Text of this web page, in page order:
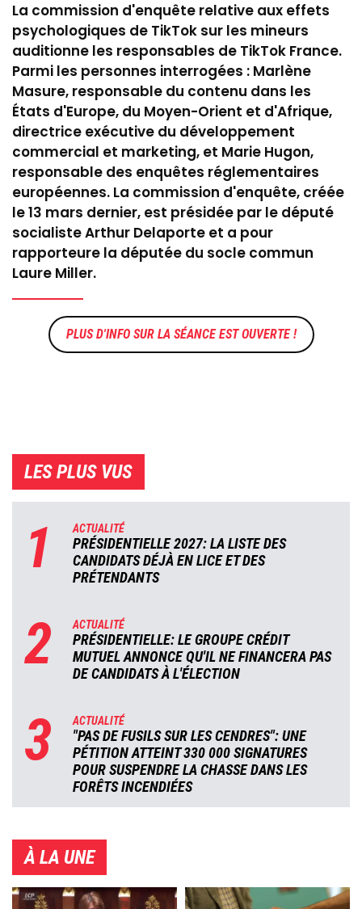
La commission d'enquête relative aux effets
psychologiques de TikTok sur les mineurs
auditionne les responsables de TikTok France.
Parmi les personnes interrogées : Marlène
Masure, responsable du contenu dans les
États d'Europe, du Moyen-Orient et d'Afrique,
directrice exécutive du développement
commercial et marketing, et Marie Hugon,
responsable des enquêtes réglementaires
européennes. La commission d'enquête, créée
le 13 mars dernier, est présidée par le député
socialiste Arthur Delaporte et a pour
rapporteure la députée du socle commun
Laure Miller.
LA SÉANCE EST OUVERTE !
LES PLUS VUS
1 ACTUALITÉ
PRÉSIDENTIELLE 2027: LA LISTE DES
CANDIDATS DÉJÀ EN LICE ET DES
PRÉTENDANTS
2 ACTUALITÉ
PRÉSIDENTIELLE: LE GROUPE CRÉDIT
MUTUEL ANNONCE QU'IL NE FINANCERA PAS
DE CANDIDATS À L'ÉLECTION
3 ACTUALITÉ
"PAS DE FUSILS SUR LES CENDRES": UNE
PÉTITION ATTEINT 330 000 SIGNATURES
POUR SUSPENDRE LA CHASSE DANS LES
FORÊTS INCENDIÉES
À LA UNE
Image Image